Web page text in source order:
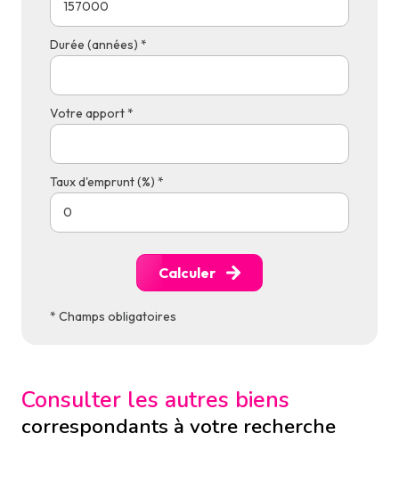
Durée (années) *
Votre apport *
Taux d'emprunt (%) *
Calculer
* Champs obligatoires
Consulter les autres biens
correspondants à votre recherche